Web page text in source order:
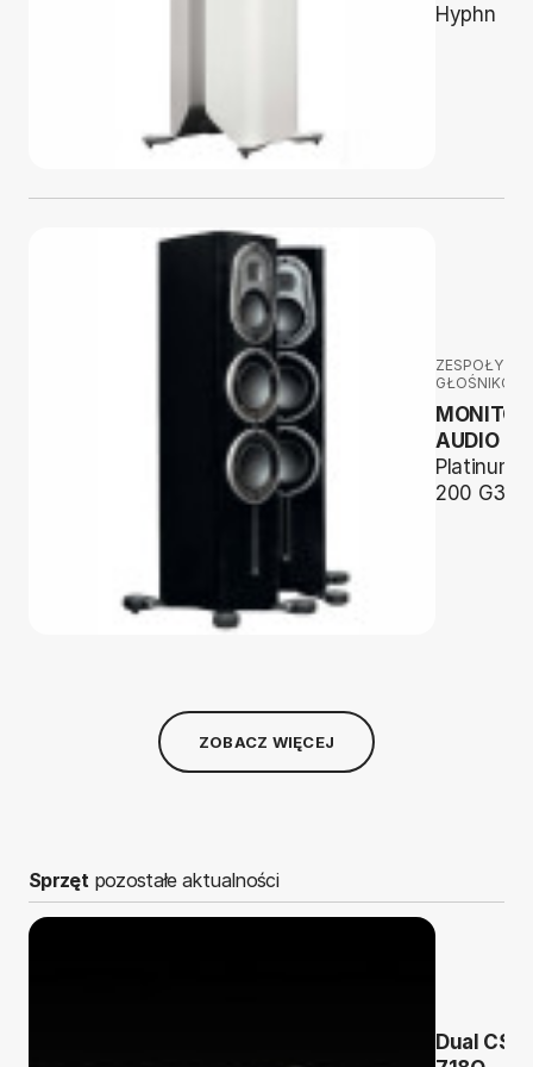
Hyphn
ZESPOŁY
MONITOR
AUDIO
Platinum
200 G3
ZOBACZ WIĘCEJ
Sprzętpozostałe aktualności
Dual CS